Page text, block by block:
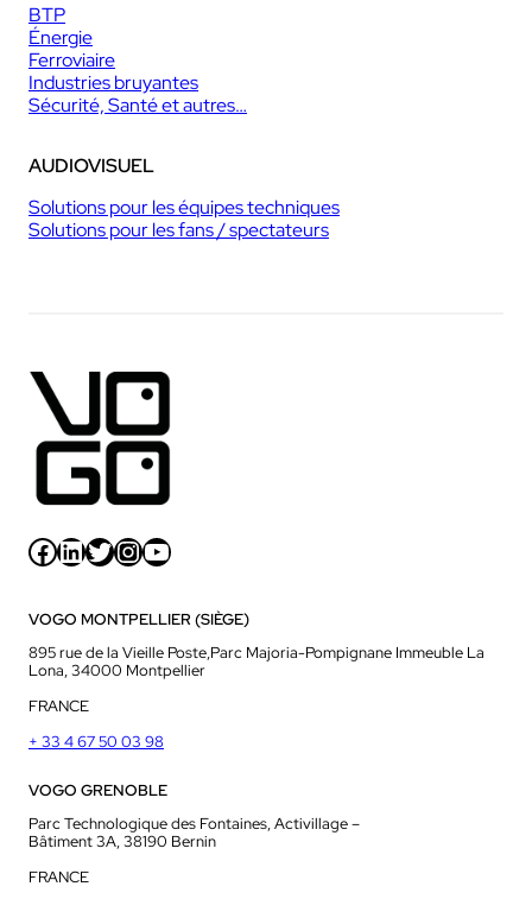
BTP
Énergie
Ferroviaire
Industries bruyantes
Sécurité, Santé et autres…
AUDIOVISUEL
Solutions pour les équipes techniques
Solutions pour les fans / spectateurs
Facebook LinkedIn Twitter InstagramYouTube
VOGO MONTPELLIER (SIÈGE)
895 rue de la Vieille Poste,Parc Majoria-Pompignane Immeuble La
Lona, 34000 Montpellier
FRANCE
+ 33 4 67 50 03 98
VOGO GRENOBLE
Parc Technologique des Fontaines, Activillage –
Bâtiment 3A, 38190 Bernin
FRANCE